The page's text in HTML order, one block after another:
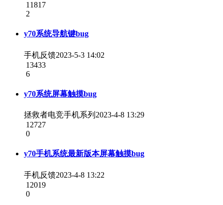
11817
2
y70系统导航键bug
手机反馈2023-5-3 14:02
13433
6
y70系统屏幕触摸bug
拯救者电竞手机系列 2023-4-8 13:29
12727
0
y70手机系统最新版本屏幕触摸bug
手机反馈2023-4-8 13:22
12019
0